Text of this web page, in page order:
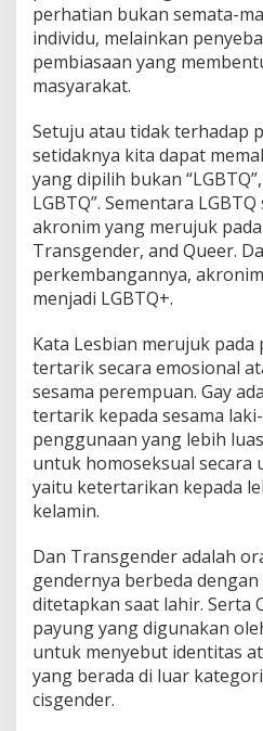
perhatian bukan semata-
individu, melainkan
pembiasaan yang
masyarakat.
Setuju atau tidak terhadap
setidaknya kita dapat
yang dipilih bukan
LGBTQ”. Sementara
akronim yang merujuk
Transgender, and Queer.
perkembangannya,
menjadi LGBTQ+.
Kata Lesbian merujuk
tertarik secara emosional
sesama perempuan. Gay
tertarik kepada sesama
penggunaan yang lebih
untuk homoseksual secara
yaitu ketertarikan kepada
kelamin.
Dan Transgender adalah
gendernya berbeda
ditetapkan saat lahir. Serta
payung yang digunakan
untuk menyebut identitas
yang berada di luar
cisgender.